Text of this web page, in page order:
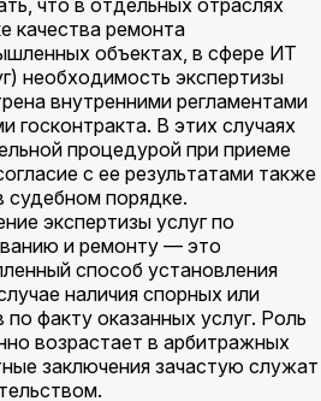
что в отдельных отраслях
качества ремонта
объектах, в сфере ИТ
необходимость экспертизы
внутренними регламентами
госконтракта. В этих случаях
процедурой при приеме
с ее результатами также
порядке.
экспертизы услуг по
и ремонту — это
способ установления
наличия спорных или
факту оказанных услуг. Роль
возрастает в арбитражных
заключения зачастую служат